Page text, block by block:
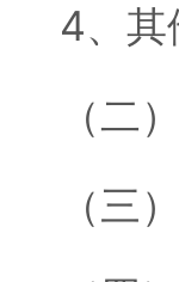
4、其
（二
（三